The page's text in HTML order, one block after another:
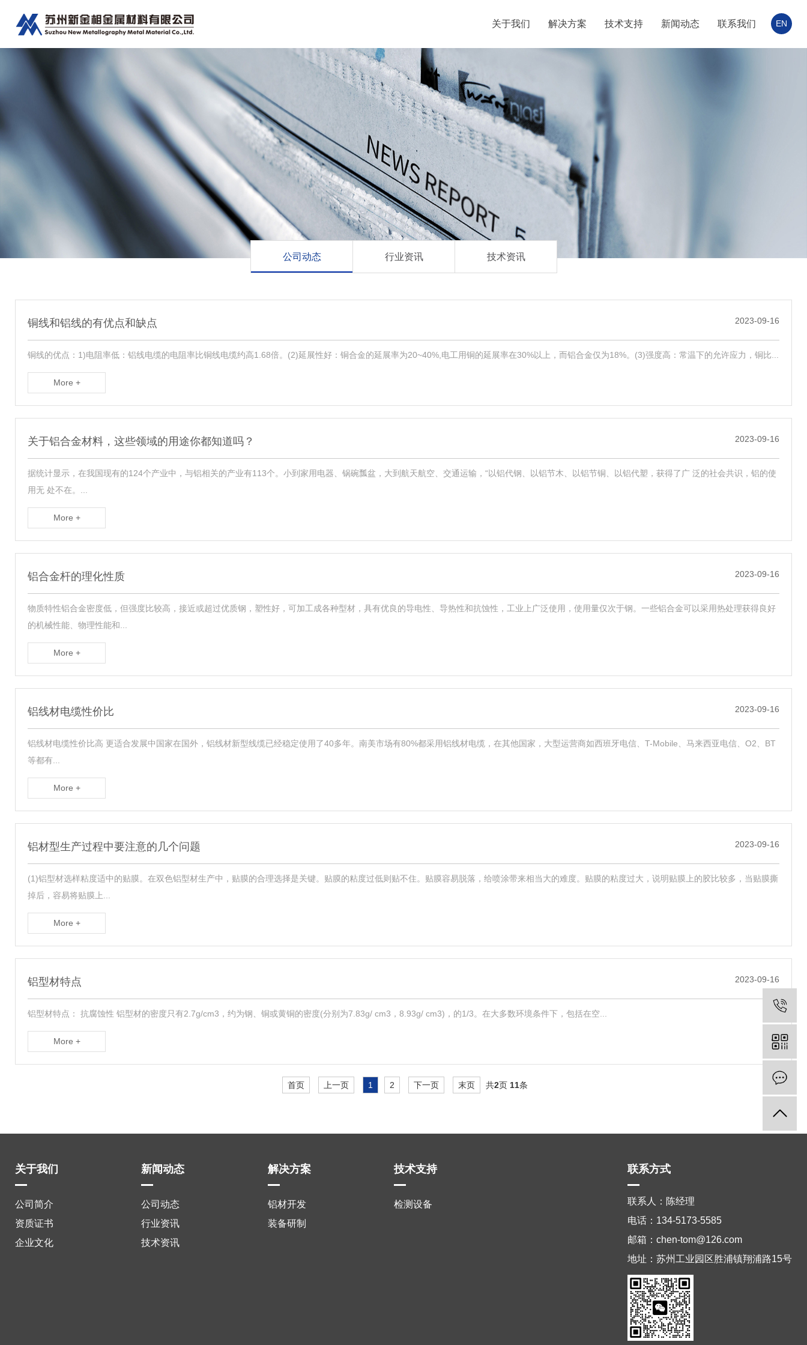
关于我们 解决方案 技术支持 新闻动态 联系我们 EN
公司动态 行业资讯 技术资讯
铜线和铝线的有优点和缺点 2023-09-16
铜线的优点：1)电阻率低：铝线电缆的电阻率比铜线电缆约高1.68倍。(2)延展性好：铜合金的延展率为20~40%,电工用铜的延展率在30%以上，而铝合金仅为18%。(3)强度高：常温下的允许应力，铜比...
More +
关于铝合金材料，这些领域的用途你都知道吗？ 2023-09-16
据统计显示，在我国现有的124个产业中，与铝相关的产业有113个。小到家用电器、锅碗瓢盆，大到航天航空、交通运输，“以铝代钢、以铝节木、以铝节铜、以铝代塑，获得了广 泛的社会共识，铝的使
用无 处不在。...
More +
铝合金杆的理化性质 2023-09-16
物质特性铝合金密度低，但强度比较高，接近或超过优质钢，塑性好，可加工成各种型材，具有优良的导电性、导热性和抗蚀性，工业上广泛使用，使用量仅次于钢。一些铝合金可以采用热处理获得良好
的机械性能、物理性能和...
More +
铝线材电缆性价比 2023-09-16
铝线材电缆性价比高 更适合发展中国家在国外，铝线材新型线缆已经稳定使用了40多年。南美市场有80%都采用铝线材电缆，在其他国家，大型运营商如西班牙电信、T-Mobile、马来西亚电信、O2、BT
等都有...
More +
铝材型生产过程中要注意的几个问题 2023-09-16
(1)铝型材选样粘度适中的贴膜。在双色铝型材生产中，贴膜的合理选择是关键。贴膜的粘度过低则贴不住。贴膜容易脱落，给喷涂带来相当大的难度。贴膜的粘度过大，说明贴膜上的胶比较多，当贴膜撕
掉后，容易将贴膜上...
More +
铝型材特点 2023-09-16
铝型材特点： 抗腐蚀性 铝型材的密度只有2.7g/cm3，约为钢、铜或黄铜的密度(分别为7.83g/ cm3，8.93g/ cm3)，的1/3。在大多数环境条件下，包括在空...
More +
首页 上一页 1 2 下一页 末页 共2页 11条
关于我们
公司简介
资质证书
企业文化
新闻动态
公司动态
行业资讯
技术资讯
解决方案
铝材开发
装备研制
技术支持
检测设备
联系方式
联系人：陈经理
电话：134-5173-5585
邮箱：chen-tom@126.com
地址：苏州工业园区胜浦镇翔浦路15号